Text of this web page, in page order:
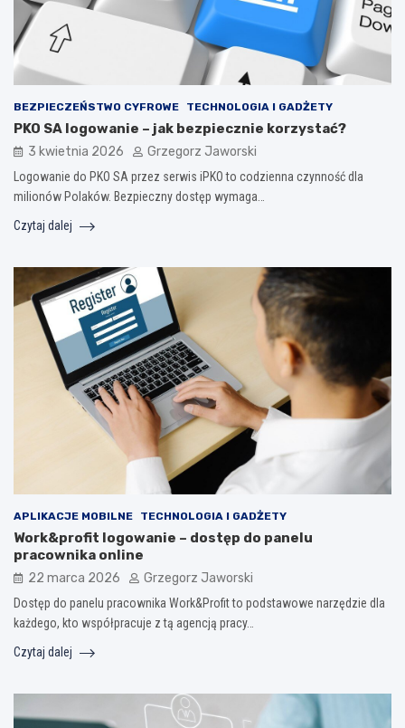
BEZPIECZEŃSTWO CYFROWE TECHNOLOGIA I GADŻETY
PKO SA logowanie – jak bezpiecznie korzystać?
3 kwietnia 2026 Grzegorz Jaworski
Logowanie do PKO SA przez serwis iPKO to codzienna czynność dla
milionów Polaków. Bezpieczny dostęp wymaga…
Czytaj dalej
APLIKACJE MOBILNE TECHNOLOGIA I GADŻETY
Work&profit logowanie – dostęp do panelu
pracownika online
22 marca 2026 Grzegorz Jaworski
Dostęp do panelu pracownika Work&Profit to podstawowe narzędzie dla
każdego, kto współpracuje z tą agencją pracy…
Czytaj dalej